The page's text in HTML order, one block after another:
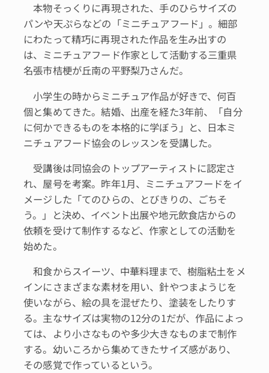
本物そっくりに再現された、手のひらサイズの
パンや天ぷらなどの「ミニチュアフード」。細部
にわたって精巧に再現された作品を生み出すの
は、ミニチュアフード作家として活動する三重県
名張市桔梗が丘南の平野梨乃さんだ。
小学生の時からミニチュア作品が好きで、何百
個と集めてきた。結婚、出産を経た3年前、「自分
に何かできるものを本格的に学ぼう」と、日本ミ
ニチュアフード協会のレッスンを受講した。
受講後は同協会のトップアーティストに認定さ
れ、屋号を考案。昨年1月、ミニチュアフードをイ
メージした「てのひらの、とびきりの、ごちそ
う。」と決め、イベント出展や地元飲食店からの
依頼を受けて制作するなど、作家としての活動を
始めた。
和食からスイーツ、中華料理まで、樹脂粘土をメ
インにさまざまな素材を用い、針やつまようじを
使いながら、絵の具を混ぜたり、塗装をしたりす
る。主なサイズは実物の12分の1だが、作品によっ
ては、より小さなものや多少大きなものまで制作
する。幼いころから集めてきたサイズ感があり、
その感覚で作っているという。